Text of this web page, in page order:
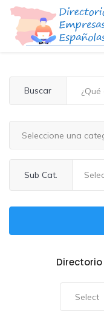
Buscar
Seleccione una
Sub Cat.
Select